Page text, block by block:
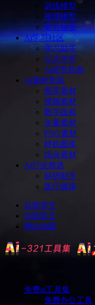
训练模型
推理模型
算力租赁
Ai学习社区
学习助手
Ai大学堂
Ai研究机构
Ai素材资源
图库素材
视频素材
数字版权
矢量素材
PNG素材
样机图库
综合素材
Ai行业精选
科研助手
医疗健康
自助提交
自助软文
网站地图
免费ai工具集
免费办公工具